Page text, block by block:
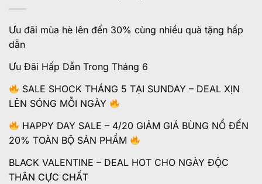
Ưu đãi mùa hè lên đến 30% cùng nhiều quà tặng hấp
dẫn
Ưu Đãi Hấp Dẫn Trong Tháng 6
SALE SHOCK THÁNG 5 TẠI SUNDAY – DEAL XỊN
LÊN SÓNG MỖI NGÀY
HAPPY DAY SALE – 4/20 GIẢM GIÁ BÙNG NỔ ĐẾN
20% TOÀN BỘ SẢN PHẨM
BLACK VALENTINE – DEAL HOT CHO NGÀY ĐỘC
THÂN CỰC CHẤT